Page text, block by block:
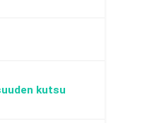
kutsu